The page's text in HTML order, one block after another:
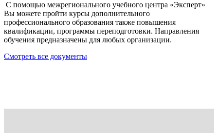
С помощью межрегионального учебного центра «Эксперт»
Вы можете пройти курсы дополнительного
профессионального образования также повышения
квалификации, программы переподготовки. Направления
обучения предназначены для любых организации.
Смотреть все документы